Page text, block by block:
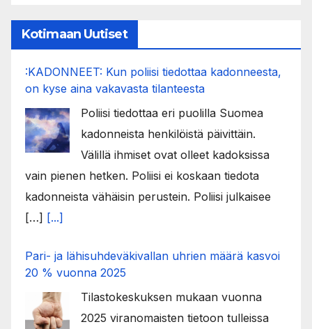
Kotimaan Uutiset
:KADONNEET: Kun poliisi tiedottaa kadonneesta,
on kyse aina vakavasta tilanteesta
Poliisi tiedottaa eri puolilla Suomea
kadonneista henkilöistä päivittäin.
Välillä ihmiset ovat olleet kadoksissa
vain pienen hetken. Poliisi ei koskaan tiedota
kadonneista vähäisin perustein. Poliisi julkaisee
[…] [...]
Pari- ja lähisuhdeväkivallan uhrien määrä kasvoi
20 % vuonna 2025
Tilastokeskuksen mukaan vuonna
2025 viranomaisten tietoon tulleissa